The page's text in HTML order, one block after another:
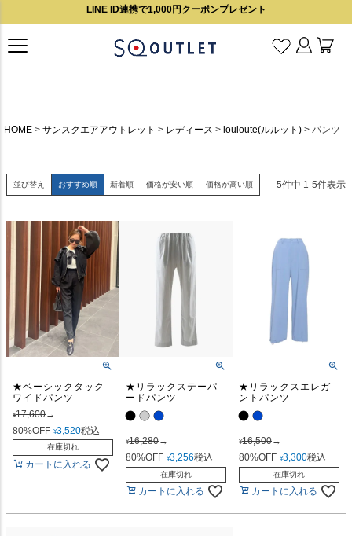
LINE ID連携で1,000円クーポンプレゼント
HOME サンスクエアアウトレット レディース louloute(ルルット) パンツ
並び替え おすすめ順 新着順 価格が安い順 価格が高い順 5件中 1 -5件表示
★ベーシックタック
ワイドパンツ
¥17,600→
80%OFF ¥3,520税込
在庫切れ
カートに入れる
★リラックステーパ
ードパンツ
¥16,280→
80%OFF ¥3,256税込
在庫切れ
カートに入れる
★リラックスエレガ
ントパンツ
¥16,500→
80%OFF ¥3,300税込
在庫切れ
カートに入れる